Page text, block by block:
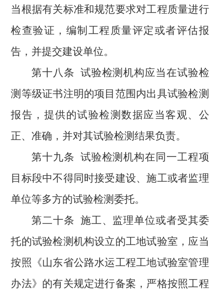
当根据有关标准和规范要求对工程质量进行
检查验证，编制工程质量评定或者评估报
告，并提交建设单位。
第十八条 试验检测机构应当在试验检
测等级证书注明的项目范围内出具试验检测
报告，提供的试验检测数据应当客观、公
正、准确，并对其试验检测结果负责。
第十九条 试验检测机构在同一工程项
目标段中不得同时接受建设、施工或者监理
单位等多方的试验检测委托。
第二十条 施工、监理单位或者受其委
托的试验检测机构设立的工地试验室，应当
按照《山东省公路水运工程工地试验室管理
办法》的有关规定进行备案，严格按照工程